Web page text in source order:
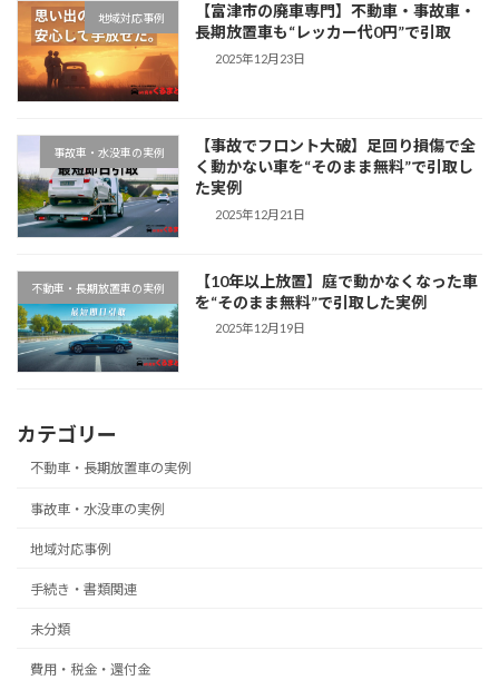
地域対応事例
【富津市の廃車専門】不動車・事故車・
長期放置車も“レッカー代0円”で引取
2025年12月23日
事故車・水没車の実例
【事故でフロント大破】足回り損傷で全
く動かない車を“そのまま無料”で引取し
た実例
2025年12月21日
不動車・長期放置車の実例
【10年以上放置】庭で動かなくなった車
を“そのまま無料”で引取した実例
2025年12月19日
カテゴリー
不動車・長期放置車の実例
事故車・水没車の実例
地域対応事例
手続き・書類関連
未分類
費用・税金・還付金